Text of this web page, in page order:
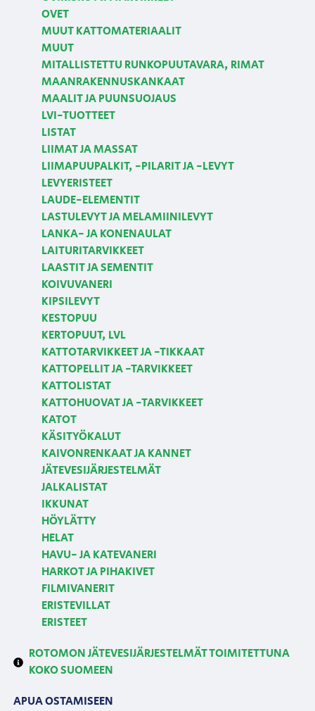
OVET
MUUT KATTOMATERIAALIT
MUUT
MITALLISTETTU RUNKOPUUTAVARA, RIMAT
MAANRAKENNUSKANKAAT
MAALIT JA PUUNSUOJAUS
LVI-TUOTTEET
LISTAT
LIIMAT JA MASSAT
LIIMAPUUPALKIT, -PILARIT JA -LEVYT
LEVYERISTEET
LAUDE-ELEMENTIT
LASTULEVYT JA MELAMIINILEVYT
LANKA- JA KONENAULAT
LAITURITARVIKKEET
LAASTIT JA SEMENTIT
KOIVUVANERI
KIPSILEVYT
KESTOPUU
KERTOPUUT, LVL
KATTOTARVIKKEET JA -TIKKAAT
KATTOPELLIT JA -TARVIKKEET
KATTOLISTAT
KATTOHUOVAT JA -TARVIKKEET
KATOT
KÄSITYÖKALUT
KAIVONRENKAAT JA KANNET
JÄTEVESIJÄRJESTELMÄT
JALKALISTAT
IKKUNAT
HÖYLÄTTY
HELAT
HAVU- JA KATEVANERI
HARKOT JA PIHAKIVET
FILMIVANERIT
ERISTEVILLAT
ERISTEET
ROTOMON JÄTEVESIJÄRJESTELMÄT TOIMITETTUNA
KOKO SUOMEEN
APUA OSTAMISEEN